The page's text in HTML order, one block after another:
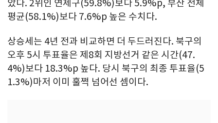
았다. 2위인 연제구(59.8%)보다 5.9%p, 부산 전체
평균(58.1%)보다 7.6%p 높은 수치다.
상승세는 4년 전과 비교하면 더 두드러진다. 북구의
오후 5시 투표율은 제8회 지방선거 같은 시간(47.
4%)보다 18.3%p 높다. 당시 북구의 최종 투표율(5
1.3%)마저 이미 훌쩍 넘어선 셈이다.